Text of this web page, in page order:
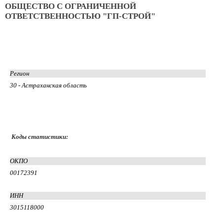
ОБЩЕСТВО С ОГРАНИЧЕННОЙ
ОТВЕТСТВЕННОСТЬЮ "ГП-СТРОЙ"
Регион
30 - Астраханская область
Коды статистики:
ОКПО
00172391
ИНН
3015118000